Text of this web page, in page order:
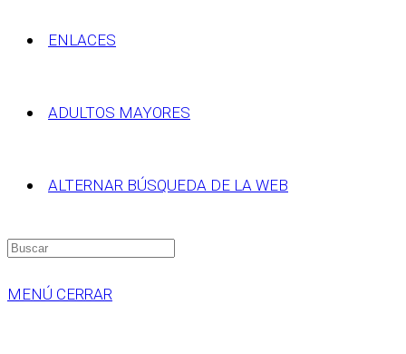
ENLACES
ADULTOS MAYORES
ALTERNAR BÚSQUEDA DE LA WEB
MENÚ CERRAR